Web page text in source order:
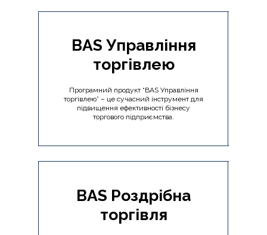
BAS Управління
торгівлею
Програмний продукт “BAS Управління
торгівлею” – це сучасний інструмент для
підвищення ефективності бізнесу
торгового підприємства.
BAS Роздрібна
торгівля